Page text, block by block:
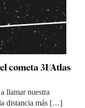
cometa 3I/Atlas
llamar nuestra
la distancia más […]